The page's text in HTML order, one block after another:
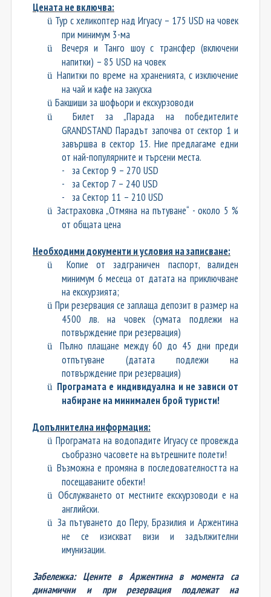
Цената не включва:
ü Тур с хеликоптер над Игуасу – 175 USDна човек
при минимум 3-ма
ü
Вечеря и Танго шоу с трансфер (включени
напитки) – 85 USD на човек
ü Напитки по време на храненията, с изключение
на чай и кафе на закуска
ü Бакшиши за шофьори и екскурзоводи
ü
Билет за „Парада на победителите
GRANDSTAND Парадът започва от сектор 1 и
завършва в сектор 13. Ние предлагаме едни
от най-популярните и търсени места.
- за Сектор 9 – 270 USD
- за Сектор 7 – 240 USD
- за Сектор 11 – 210 USD
ü Застраховка „Отмяна на пътуване“ - около 5 %
от общата цена
Необходими документи и условия на записване:
ü
Копие от задграничен паспорт, валиден
минимум 6 месеца от датата на приключване
на екскурзията;
ü При резервация се заплаща депозит в размер на
4500 лв. на човек (сумата подлежи на
потвърждение при резервация)
ü
Пълно плащане между 60 до 45 дни преди
отпътуване (датата подлежи на
потвърждение при резервация)
ü Програмата е индивидуална и не зависи от
набиране на минимален брой туристи!
Допълнителна информация:
ü Програмата на водопадите Игуасу се провежда
съобразно часовете на вътрешните полети!
ü Възможна е промяна в последователността на
посещаваните обекти!
ü Обслужването от местните екскурзоводи е на
английски.
ü За пътуването до Перу, Бразилия и Аржентина
не се изискват визи и задължителни
имунизации.
Забележка: Цените в Аржентина в момента са
динамични и при резервация подлежат на